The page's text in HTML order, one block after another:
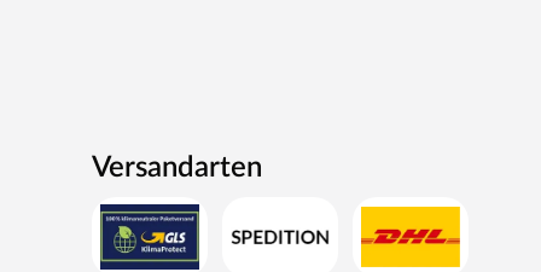
Versandarten